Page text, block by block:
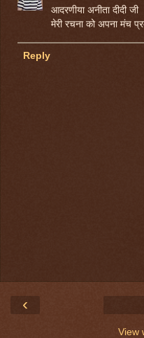
आदरणीया अनीता दीदी जी
मेरी रचना को अपना मंच
Reply
‹
View